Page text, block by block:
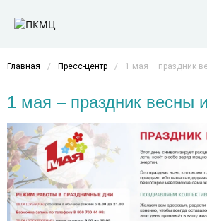
Главная / Пресс-центр / 1 мая – праздник
1 мая – праздник весны